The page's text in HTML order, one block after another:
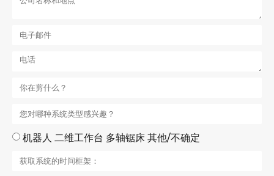
机器人 二维工作台 多轴锯床 其他/不确定